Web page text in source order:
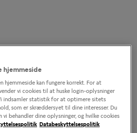
hjemmeside
hjemmeside kan fungere korrekt. For at
vi cookies til at huske login-oplysninger
indsamler statistik for at optimere sitets
som er skræddersyet til dine interesser. Du
vi behandler dine oplysninger, og hvilke cookies
Databeskyttelsespolitik